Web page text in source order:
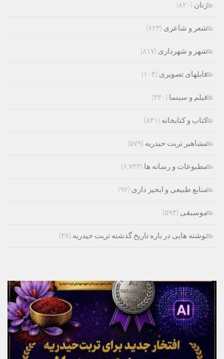
زنان (۸۲۰)
شعر و شاعری (۶۲۳)
شهر و شهرداری (۸۱۷)
فایلهای تصویری (۱۰۴)
فیلم و سینما (۳۳۰)
کتاب و کتابخانه (۸۳۱)
مشاهیر تربت حیدریه (۵۷۹)
مطبوعات و رسانه ها (۶,۷۴۳)
منابع طبیعی و ابخیز داری (۹۲)
موسیقی (۵۹۳)
نوشته هایی در باره تاریخ گذشته تربت حیدریه (۳۸)